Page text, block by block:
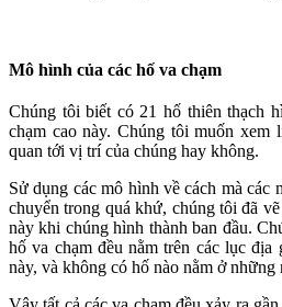
Mô hình của các hố va chạm
Chúng tôi biết có 21 hố thiên thạch
chạm cao này. Chúng tôi muốn xem
quan tới vị trí của chúng hay không.
Sử dụng các mô hình về cách mà các
chuyển trong quá khứ, chúng tôi đã
này khi chúng hình thành ban đầu.
hố va chạm đều nằm trên các lục địa
này, và không có hố nào nằm ở những